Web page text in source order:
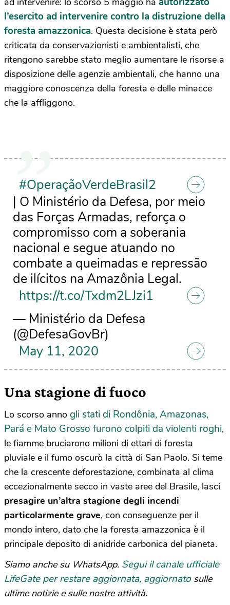
l’esercito ad intervenire contro la distruzione della
foresta amazzonica. Questa decisione è stata però
criticata da conservazionisti e ambientalisti, che
ritengono sarebbe stato meglio aumentare le risorse a
disposizione delle agenzie ambientali, che hanno una
maggiore conoscenza della foresta e delle minacce
che la affliggono.
#OperaçãoVerdeBrasil2
| O Ministério da Defesa, por meio
das Forças Armadas, reforça o
compromisso com a soberania
nacional e segue atuando no
combate a queimadas e repressão
de ilícitos na Amazônia Legal.
https://t.co/Txdm2LJzi1
— Ministério da Defesa
(@DefesaGovBr)
May 11, 2020
Una stagione di fuoco
Lo scorso anno gli stati di Rondônia, Amazonas,
Pará e Mato Grosso furono colpiti da violenti roghi,
le fiamme bruciarono milioni di ettari di foresta
pluviale e il fumo oscurò la città di San Paolo. Si teme
che la crescente deforestazione, combinata al clima
eccezionalmente secco in vaste aree del Brasile, lasci
presagire un’altra stagione degli incendi
particolarmente grave, con conseguenze per il
mondo intero, dato che la foresta amazzonica è il
principale deposito di anidride carbonica del pianeta.
Siamo anche su WhatsApp. Segui il canale ufficiale
LifeGate per restare aggiornata, aggiornato sulle
ultime notizie e sulle nostre attività.